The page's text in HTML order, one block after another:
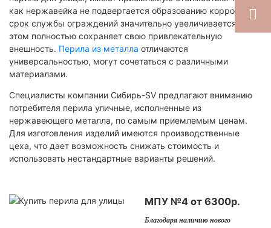
как нержавейка не подвергается образованию коррозии,
срок службы ограждений значительно увеличивается, при
этом полностью сохраняет свою привлекательную
внешность. Перила из металла отличаются
универсальностью, могут сочетаться с различными
материалами.
Специалисты компании Сибирь-SV предлагают вниманию
потребителя перила уличные, исполненные из
нержавеющего металла, по самым приемлемым ценам.
Для изготовления изделий имеются производственные
цеха, что дает возможность снижать стоимость и
использовать нестандартные варианты решений.
МПУ №4 от 6300р.
Благодаря наличию нового